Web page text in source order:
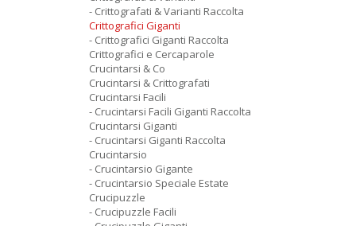
- Crittografati & Varianti Raccolta
Crittografici Giganti
- Crittografici Giganti Raccolta
Crittografici e Cercaparole
Crucintarsi & Co
Crucintarsi & Crittografati
Crucintarsi Facili
- Crucintarsi Facili Giganti Raccolta
Crucintarsi Giganti
- Crucintarsi Giganti Raccolta
Crucintarsio
- Crucintarsio Gigante
- Crucintarsio Speciale Estate
Crucipuzzle
- Crucipuzzle Facili